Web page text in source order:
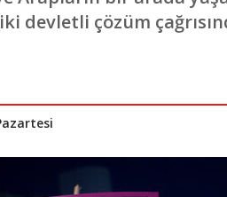
iki devletli çözüm